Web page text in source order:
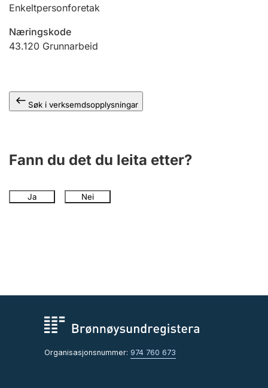
Andre tema
Enkeltpersonforetak
Næringskode
43.120 Grunnarbeid
Søk i verksemdsopplysningar
Fann du det du leita etter?
Ja Nei
Organisasjonsnummer: 974 760 673